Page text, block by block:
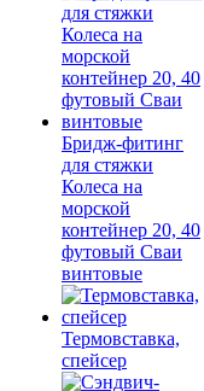
Бридж-фитинг
для стяжки
Колеса на
морской
контейнер 20, 40
футовый Сваи
винтовые
Термовставка,
спейсер